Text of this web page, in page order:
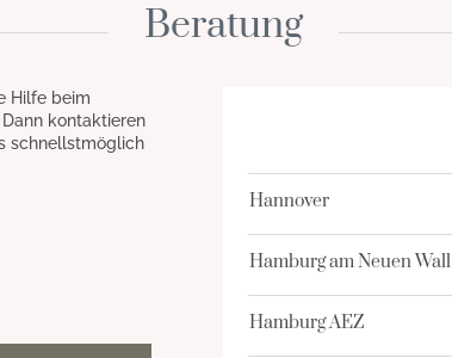
Beratung
Hilfe beim
kontaktieren
schnellstmöglich
Hannover
Hamburg am Neuen Wall
Hamburg AEZ